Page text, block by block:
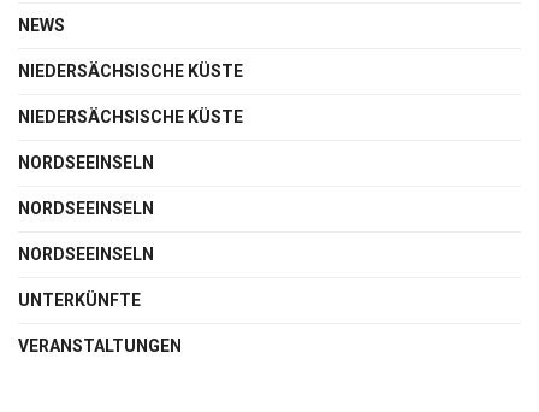
NEWS
NIEDERSÄCHSISCHE KÜSTE
NIEDERSÄCHSISCHE KÜSTE
NORDSEEINSELN
NORDSEEINSELN
NORDSEEINSELN
UNTERKÜNFTE
VERANSTALTUNGEN